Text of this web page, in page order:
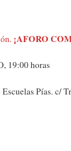
¡AFORO
19:00 horas
Pías. c/